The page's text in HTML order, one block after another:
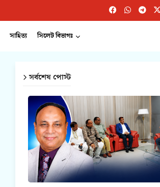
সাহিত্য সিলেট বিভাগঃ
সর্বশেষ পোস্ট